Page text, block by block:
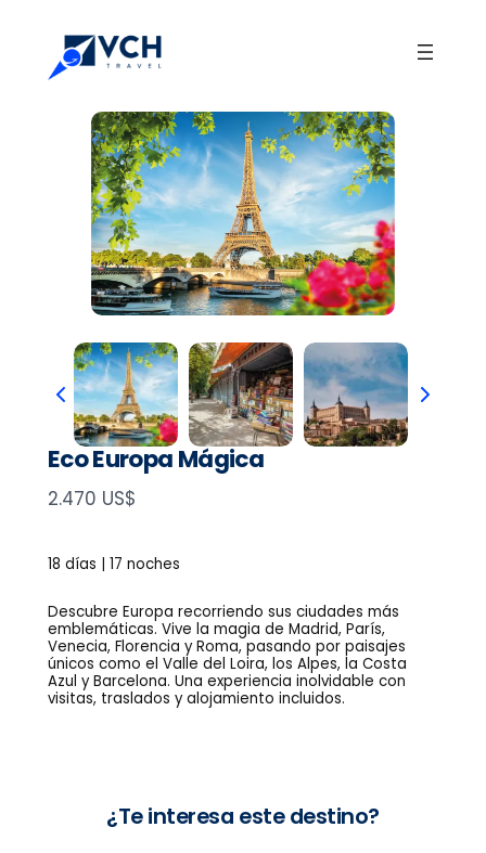
Eco Europa Mágica
N
w
2.470 US$
18 días | 17 noches
Descubre Europa recorriendo sus ciudades más
emblemáticas. Vive la magia de Madrid, París,
Venecia, Florencia y Roma, pasando por paisajes
únicos como el Valle del Loira, los Alpes, la Costa
Azul y Barcelona. Una experiencia inolvidable con
visitas, traslados y alojamiento incluidos.
¿Te interesa este destino?